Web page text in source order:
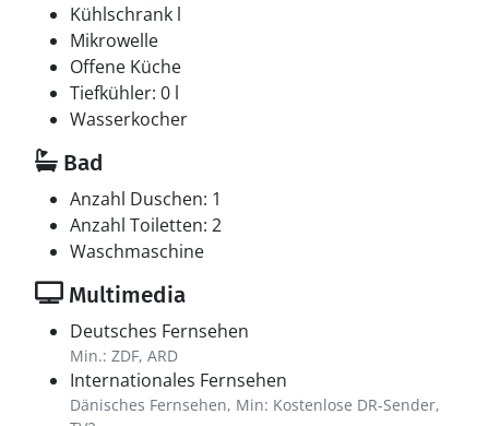
Kühlschrank l
Mikrowelle
Offene Küche
Tiefkühler: 0 l
Wasserkocher
Bad
Anzahl Duschen: 1
Anzahl Toiletten: 2
Waschmaschine
Multimedia
Deutsches Fernsehen
Min.: ZDF, ARD
Internationales Fernsehen
Dänisches Fernsehen, Min: Kostenlose DR-Sender,